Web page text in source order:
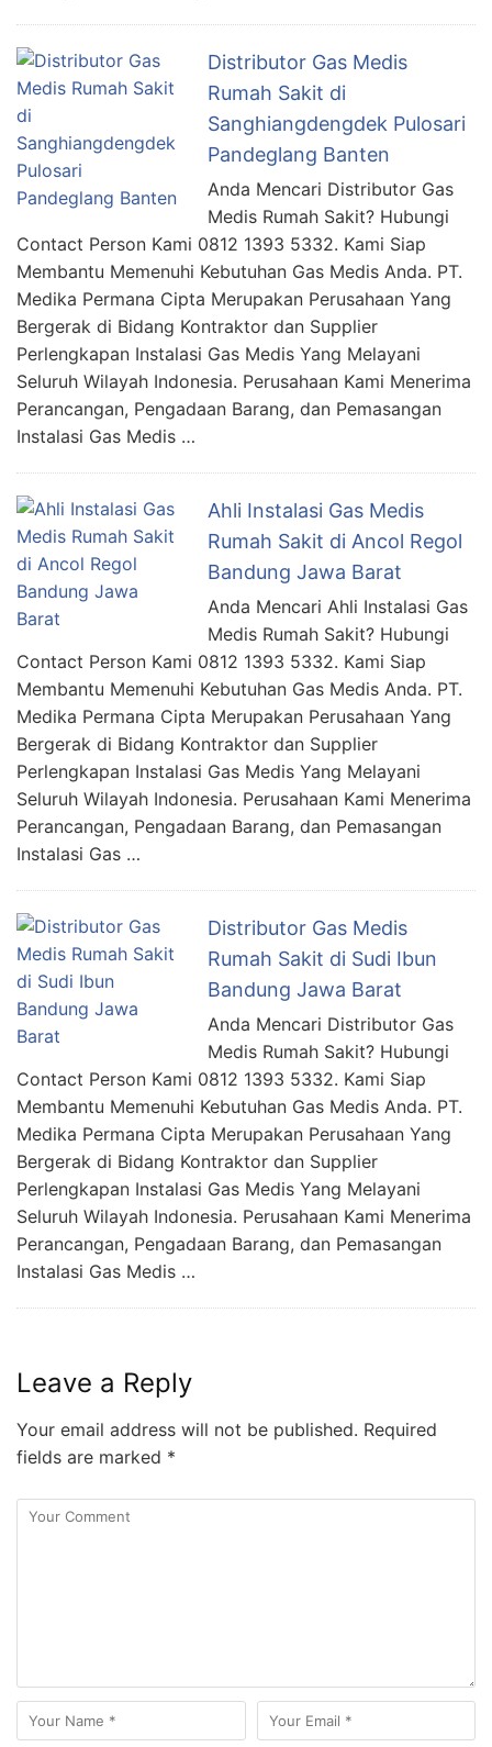
Distributor Gas Medis
Rumah Sakit di
Sanghiangdengdek Pulosari
Pandeglang Banten
Anda Mencari Distributor Gas
Medis Rumah Sakit? Hubungi
Contact Person Kami 0812 1393 5332. Kami Siap
Membantu Memenuhi Kebutuhan Gas Medis Anda. PT.
Medika Permana Cipta Merupakan Perusahaan Yang
Bergerak di Bidang Kontraktor dan Supplier
Perlengkapan Instalasi Gas Medis Yang Melayani
Seluruh Wilayah Indonesia. Perusahaan Kami Menerima
Perancangan, Pengadaan Barang, dan Pemasangan
Instalasi Gas Medis …
Ahli Instalasi Gas Medis
Rumah Sakit di Ancol Regol
Bandung Jawa Barat
Anda Mencari Ahli Instalasi Gas
Medis Rumah Sakit? Hubungi
Contact Person Kami 0812 1393 5332. Kami Siap
Membantu Memenuhi Kebutuhan Gas Medis Anda. PT.
Medika Permana Cipta Merupakan Perusahaan Yang
Bergerak di Bidang Kontraktor dan Supplier
Perlengkapan Instalasi Gas Medis Yang Melayani
Seluruh Wilayah Indonesia. Perusahaan Kami Menerima
Perancangan, Pengadaan Barang, dan Pemasangan
Instalasi Gas …
Distributor Gas Medis
Rumah Sakit di Sudi Ibun
Bandung Jawa Barat
Anda Mencari Distributor Gas
Medis Rumah Sakit? Hubungi
Contact Person Kami 0812 1393 5332. Kami Siap
Membantu Memenuhi Kebutuhan Gas Medis Anda. PT.
Medika Permana Cipta Merupakan Perusahaan Yang
Bergerak di Bidang Kontraktor dan Supplier
Perlengkapan Instalasi Gas Medis Yang Melayani
Seluruh Wilayah Indonesia. Perusahaan Kami Menerima
Perancangan, Pengadaan Barang, dan Pemasangan
Instalasi Gas Medis …
Leave a Reply
Your email address will not be published. Required
fields are marked *